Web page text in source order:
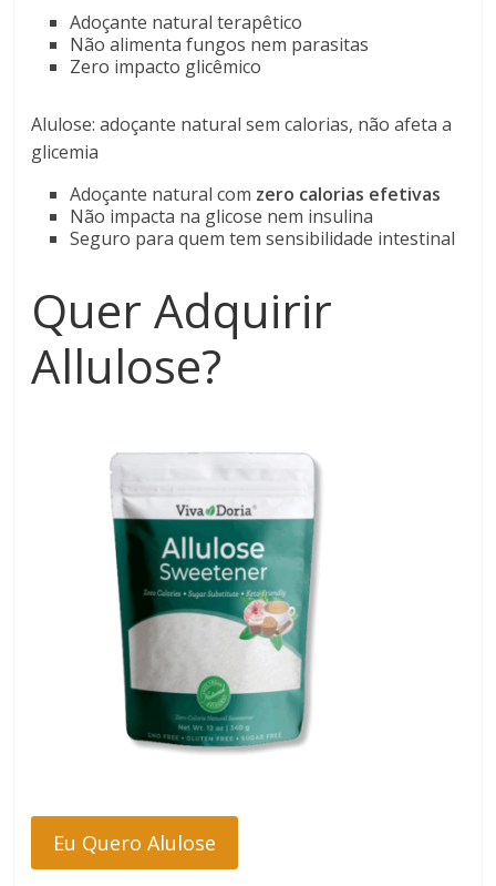
Adoçante natural terapêtico
Não alimenta fungos nem parasitas
Zero impacto glicêmico
Alulose: adoçante natural sem calorias, não afeta a
glicemia
Adoçante natural com zero calorias efetivas
Não impacta na glicose nem insulina
Seguro para quem tem sensibilidade intestinal
Quer Adquirir
Allulose?
Eu Quero Alulose